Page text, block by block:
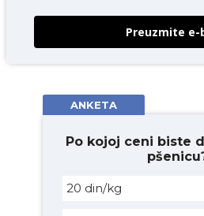
Preuzmite e-
ANKETA
Po kojoj ceni biste
20 din/kg